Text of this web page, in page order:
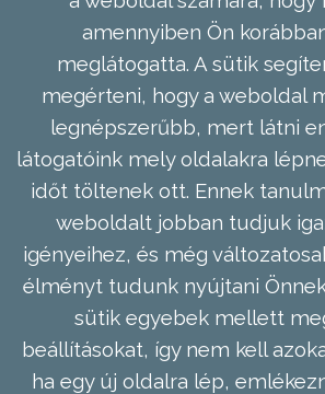
amennyiben Ön
meglátogatta. A sütik
megérteni, hogy a weboldal
legnépszerűbb, mert látni
látogatóink mely oldalakra
időt töltenek ott. Ennek
weboldalt jobban tudjuk
igényeihez, és még
élményt tudunk nyújtani
sütik egyebek mellett
beállításokat, így nem kell
ha egy új oldalra lép,